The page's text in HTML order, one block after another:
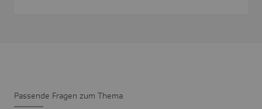
Passende Fragen zum Thema